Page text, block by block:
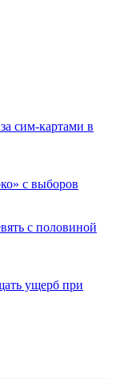
сим-картами в
с выборов
с половиной
ущерб при